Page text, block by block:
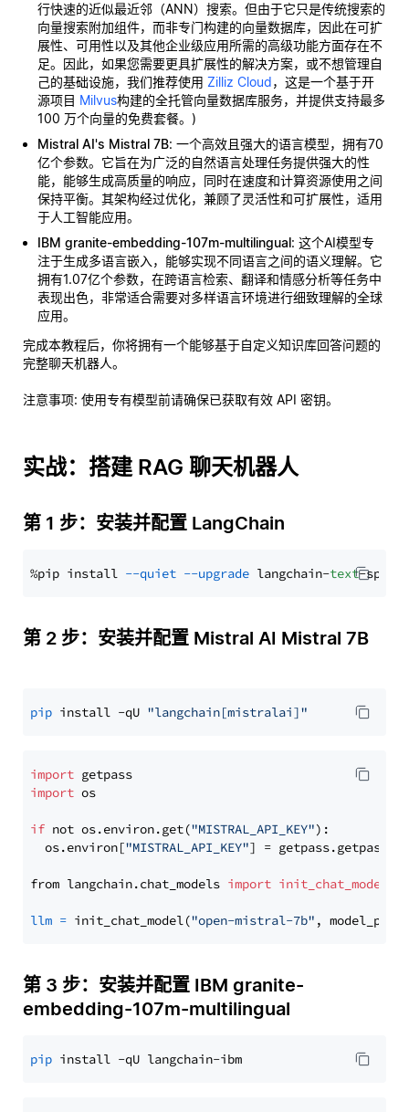
行快速的近似最近邻（ANN）搜索。但由于它只是传统搜索的
向量搜索附加组件，而非专门构建的向量数据库，因此在可扩
展性、可用性以及其他企业级应用所需的高级功能方面存在不
足。因此，如果您需要更具扩展性的解决方案，或不想管理自
己的基础设施，我们推荐使用 Zilliz Cloud，这是一个基于开
源项目 Milvus构建的全托管向量数据库服务，并提供支持最多
100 万个向量的免费套餐。)
Mistral AI's Mistral 7B: 一个高效且强大的语言模型，拥有70
亿个参数。它旨在为广泛的自然语言处理任务提供强大的性
能，能够生成高质量的响应，同时在速度和计算资源使用之间
保持平衡。其架构经过优化，兼顾了灵活性和可扩展性，适用
于人工智能应用。
IBM granite-embedding-107m-multilingual: 这个AI模型专
注于生成多语言嵌入，能够实现不同语言之间的语义理解。它
拥有1.07亿个参数，在跨语言检索、翻译和情感分析等任务中
表现出色，非常适合需要对多样语言环境进行细致理解的全球
应用。
完成本教程后，你将拥有一个能够基于自定义知识库回答问题的
完整聊天机器人。
注意事项: 使用专有模型前请确保已获取有效 API 密钥。
实战：搭建 RAG 聊天机器人
第 1 步：安装并配置 LangChain
%pip install --quiet --upgrade langchain-text
第 2 步：安装并配置 Mistral AI Mistral 7B
pip install -qU "langchain[mistralai]"
import
import os
if not os.environ.get("MISTRAL_API_KEY"):
  os.environ[
"MISTRAL_API_KEY"] = getpass.getpass(
from langchain.chat_models import init_chat_model
llm = init_chat_model("open-mistral-7b" ,
第 3 步：安装并配置 IBM granite-
embedding-107m-multilingual
pip